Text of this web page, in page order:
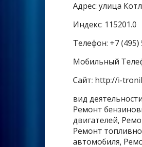
Адрес: улица
Индекс: 115201.0
Телефон: +7 (495)
Мобильный
Сайт: http://i-
вид
Ремонт
двигателей,
Ремонт
автомобиля,